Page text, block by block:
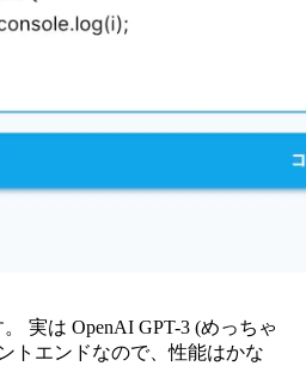
実は OpenAI GPT-3 (めっちゃ
トエンドなので、性能はかな